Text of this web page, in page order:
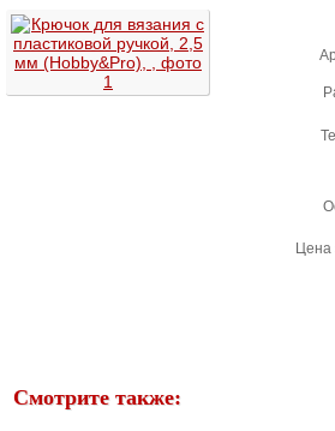
Цена
Смотрите также: